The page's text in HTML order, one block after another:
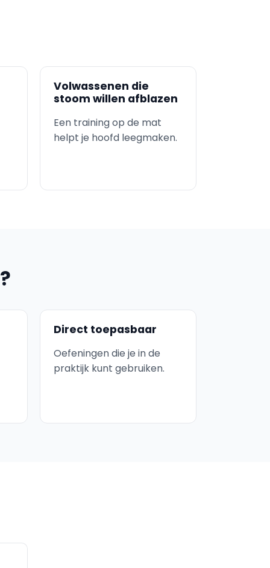
Volwassenen die
stoom willen afblazen
Een training op de mat
helpt je hoofd leegmaken.
Direct toepasbaar
Oefeningen die je in de
praktijk kunt gebruiken.